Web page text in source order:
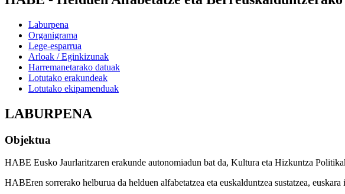
Laburpena
Organigrama
Lege-esparrua
Arloak / Eginkizunak
Harremanetarako datuak
Lotutako erakundeak
Lotutako ekipamenduak
LABURPENA
Objektua
HABE Eusko Jaurlaritzaren erakunde autonomiadun bat da, Kultura eta Hizkuntza
HABEren sorrerako helburua da helduen alfabetatzea eta euskalduntzea sustatzea,